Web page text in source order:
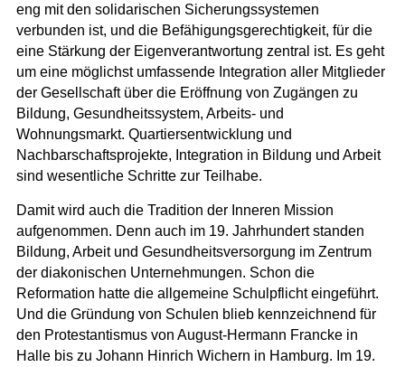
eng mit den solidarischen Sicherungssystemen
verbunden ist, und die Befähigungsgerechtigkeit, für die
eine Stärkung der Eigenverantwortung zentral ist. Es geht
um eine möglichst umfassende Integration aller Mitglieder
der Gesellschaft über die Eröffnung von Zugängen zu
Bildung, Gesundheitssystem, Arbeits- und
Wohnungsmarkt. Quartiersentwicklung und
Nachbarschaftsprojekte, Integration in Bildung und Arbeit
sind wesentliche Schritte zur Teilhabe.
Damit wird auch die Tradition der Inneren Mission
aufgenommen. Denn auch im 19. Jahrhundert standen
Bildung, Arbeit und Gesundheitsversorgung im Zentrum
der diakonischen Unternehmungen. Schon die
Reformation hatte die allgemeine Schulpflicht eingeführt.
Und die Gründung von Schulen blieb kennzeichnend für
den Protestantismus von August-Hermann Francke in
Halle bis zu Johann Hinrich Wichern in Hamburg. Im 19.